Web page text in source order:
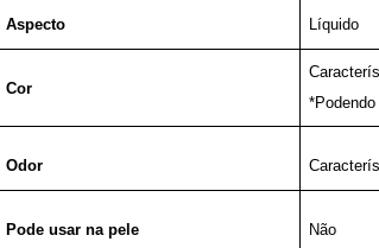
Aspecto Líquido
Cor
Odor
Pode usar na pele Não